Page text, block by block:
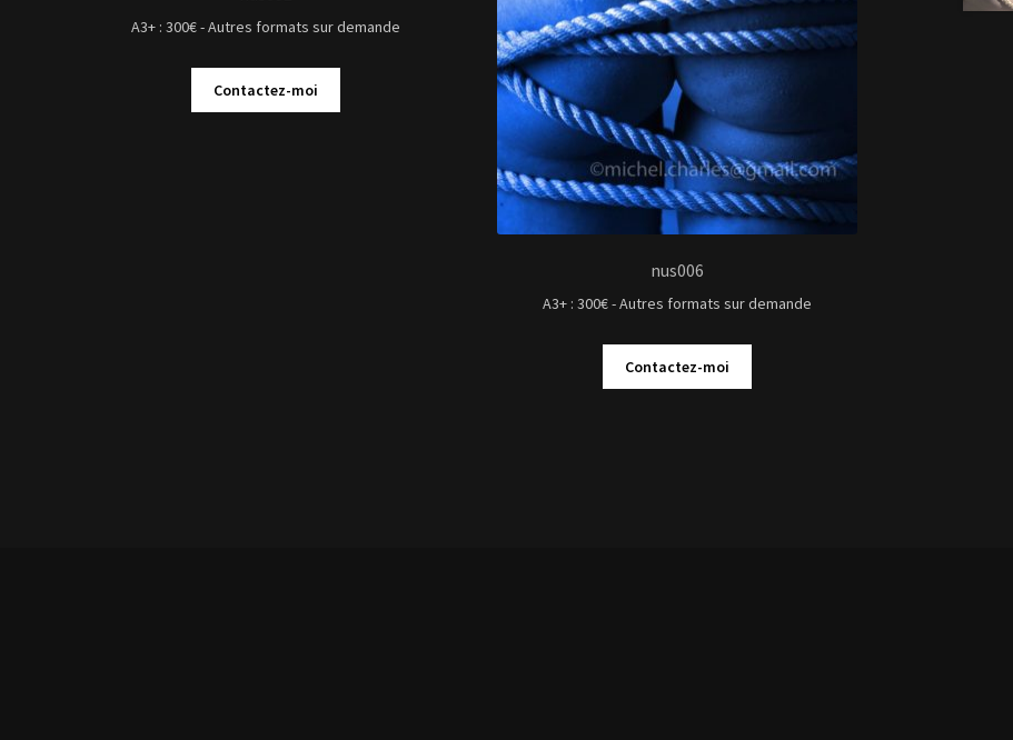
A3+ : 300€ - Autres formats sur demande
Contactez-moi
nus006
A3+ : 300€ - Autres formats sur demande
Contactez-moi